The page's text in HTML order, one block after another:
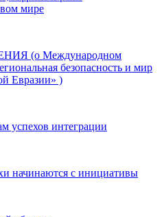
мире
(о Международном
безопасность и мир
Евразии» )
интеграции
начинаются с инициативы